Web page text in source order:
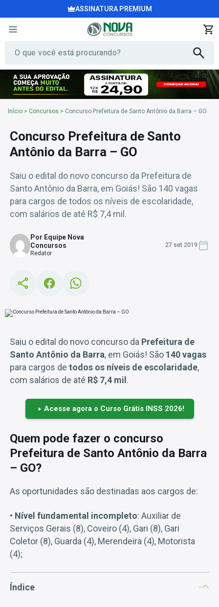
ASSINATURA PREMIUM
Início > Concursos > Concurso Prefeitura de Santo Antônio da Barra – GO
Concurso Prefeitura de Santo
Antônio da Barra – GO
Saiu o edital do novo concurso da Prefeitura de
Santo Antônio da Barra, em Goiás! São 140 vagas
para cargos de todos os níveis de escolaridade,
com salários de até R$ 7,4 mil.
Por Equipe Nova
Concursos
Redator
27 set 2019
Saiu o edital do novo concurso da Prefeitura de
Santo Antônio da Barra, em Goiás! São 140 vagas
para cargos de todos os níveis de escolaridade,
com salários de até R$ 7,4 mil .
Acesse agora o Curso Grátis INSS 2026!
Quem pode fazer o concurso
Prefeitura de Santo Antônio da Barra
– GO?
As oportunidades são destinadas aos cargos de:
• Nível fundamental incompleto: Auxiliar de
Serviços Gerais (8), Coveiro (4), Gari (8), Gari
Coletor (8), Guarda (4), Merendeira (4), Motorista
(4);
Índice